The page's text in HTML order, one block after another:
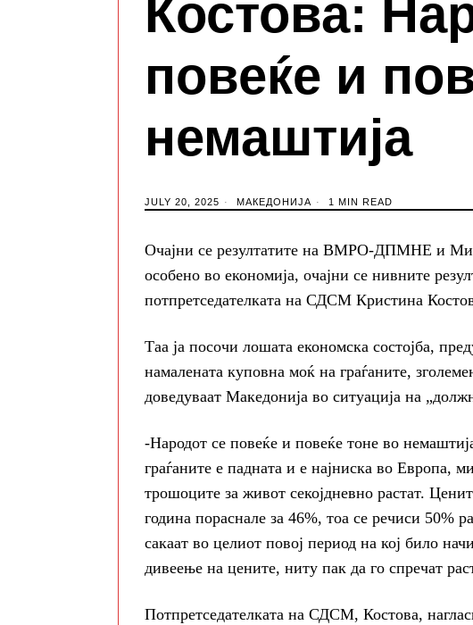
Костова:
повеќе и
немаштија
JULY 20, 2025 МАКЕДОНИЈА 1 MIN READ
Очајни се резултатите на ВМРО-ДПМНЕ и
особено во економија, очајни се нивните
потпретседателката на СДСМ Кристина
Таа ја посочи лошата економска состојба,
намалената куповна моќ на граѓаните,
доведуваат Македонија во ситуација на
-Народот се повеќе и повеќе тоне во
граѓаните е падната и е најниска во Европа,
трошоците за живот секојдневно растат.
година пораснале за 46%, тоа се речиси 50%
сакаат во целиот повој период на кој било
дивеење на цените, ниту пак да го спречат
Потпретседателката на СДСМ, Костова,